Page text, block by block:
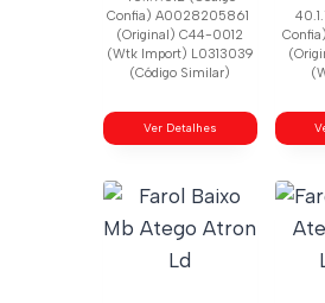
Confia) A0028205861
(Original) C44-0012
(Wtk Import) L0313039
(Código Similar)
Ver Detalhes